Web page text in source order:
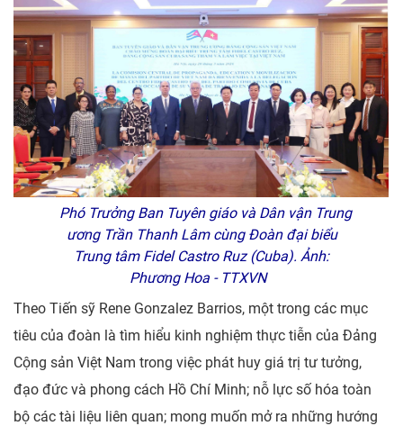
Phó Trưởng Ban Tuyên giáo và Dân vận Trung
ương Trần Thanh Lâm cùng Đoàn đại biểu
Trung tâm Fidel Castro Ruz (Cuba). Ảnh:
Phương Hoa - TTXVN
Theo Tiến sỹ Rene Gonzalez Barrios, một trong các mục
tiêu của đoàn là tìm hiểu kinh nghiệm thực tiễn của Đảng
Cộng sản Việt Nam trong việc phát huy giá trị tư tưởng,
đạo đức và phong cách Hồ Chí Minh; nỗ lực số hóa toàn
bộ các tài liệu liên quan; mong muốn mở ra những hướng